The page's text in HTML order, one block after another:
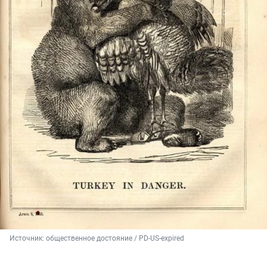
Источник: общественное достояние / PD-US-expired